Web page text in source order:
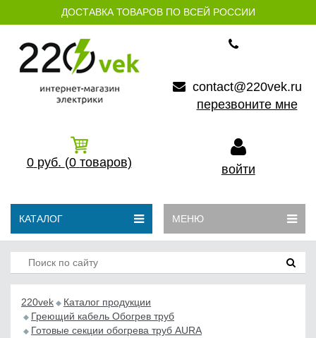
ДОСТАВКА ТОВАРОВ ПО ВСЕЙ РОССИИ
contact@220vek.ru
перезвоните мне
0 руб. (0 товаров) войти
КАТАЛОГ МЕНЮ
220vek
Каталог продукции
Греющий кабель Обогрев труб
Готовые секции обогрева труб AURA